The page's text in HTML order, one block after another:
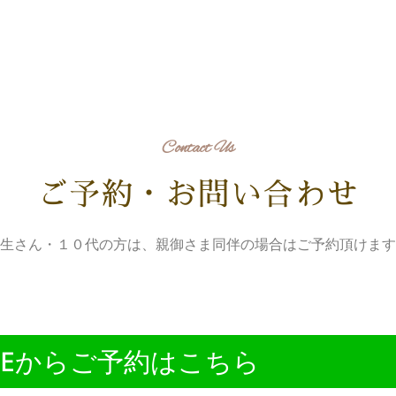
Contact Us
ご予約・お問い合わせ
さん・１０代の方は、親御さま同伴の場合はご予約頂けま
からご予約はこちら